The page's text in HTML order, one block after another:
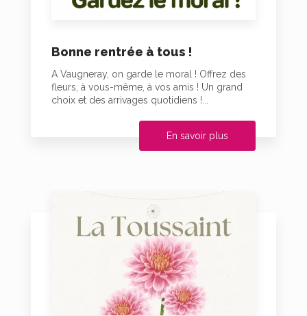
Bonne rentrée à tous !
A Vaugneray, on garde le moral ! Offrez des
fleurs, à vous-même, à vos amis ! Un grand
choix et des arrivages quotidiens !...
En savoir plus